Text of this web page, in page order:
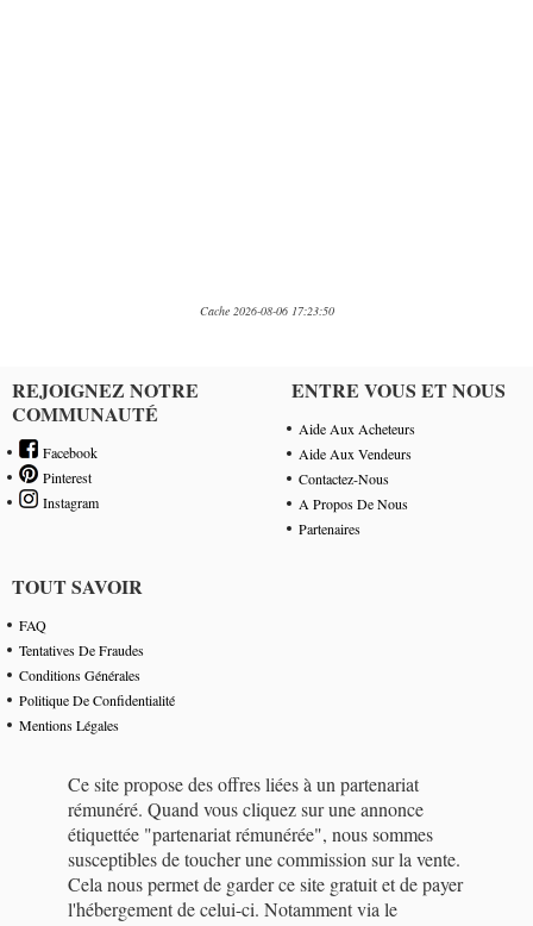
Cache 2026-08-06 17:23:50
REJOIGNEZ NOTRE
COMMUNAUTÉ
Facebook
Pinterest
Instagram
ENTRE VOUS ET NOUS
Aide Aux Acheteurs
Aide Aux Vendeurs
Contactez-Nous
A Propos De Nous
Partenaires
TOUT SAVOIR
FAQ
Tentatives De Fraudes
Conditions Générales
Politique De Confidentialité
Mentions Légales
Ce site propose des offres liées à un partenariat
rémunéré. Quand vous cliquez sur une annonce
étiquettée "partenariat rémunérée", nous sommes
susceptibles de toucher une commission sur la vente.
Cela nous permet de garder ce site gratuit et de payer
l'hébergement de celui-ci. Notamment via le